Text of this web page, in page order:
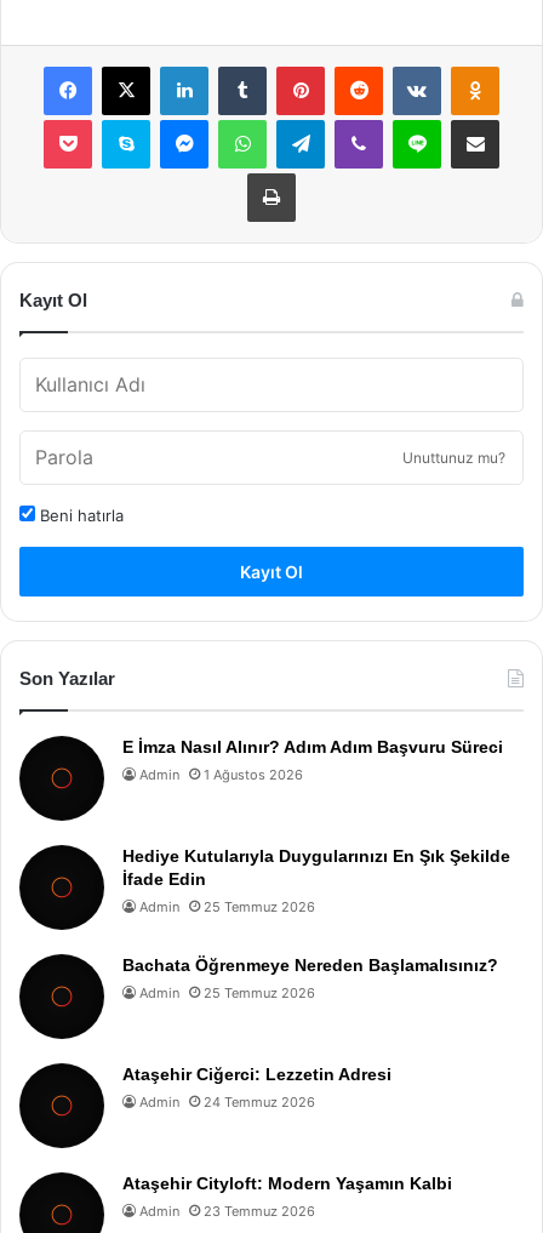
Facebook
X LinkedInTumblr PinterestReddit VKontakte
Pocket Skype MessengerWhatsAppTelegramViber Line E-Posta ile
Yazdır
Kayıt Ol
Unuttunuz mu?
Beni hatırla
Kayıt Ol
Son Yazılar
E İmza Nasıl Alınır? Adım Adım Başvuru Süreci
Admin 1 Ağustos 2026
Hediye Kutularıyla Duygularınızı En Şık Şekilde
İfade Edin
Admin 25 Temmuz 2026
Bachata Öğrenmeye Nereden Başlamalısınız?
Admin 25 Temmuz 2026
Ataşehir Ciğerci: Lezzetin Adresi
Admin 24 Temmuz 2026
Ataşehir Cityloft: Modern Yaşamın Kalbi
Admin 23 Temmuz 2026